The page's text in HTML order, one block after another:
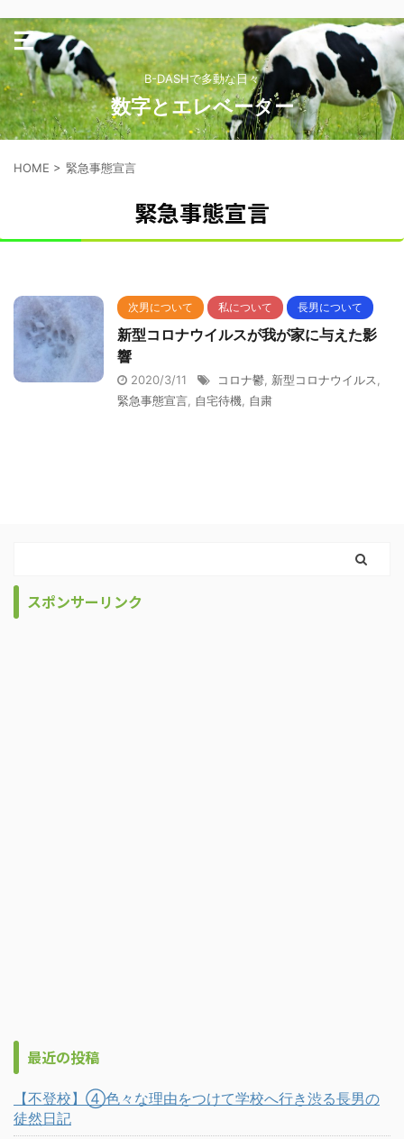
B-DASHで多動な日々
数字とエレベーター
HOME > 緊急事態宣言
緊急事態宣言
次男について 私について 長男について
新型コロナウイルスが我が家に与えた影
響
2020/3/11 コロナ鬱 新型コロナウイルス
緊急事態宣言 自宅待機 自粛
スポンサーリンク
最近の投稿
【不登校】④色々な理由をつけて学校へ行き渋る長男の
徒然日記